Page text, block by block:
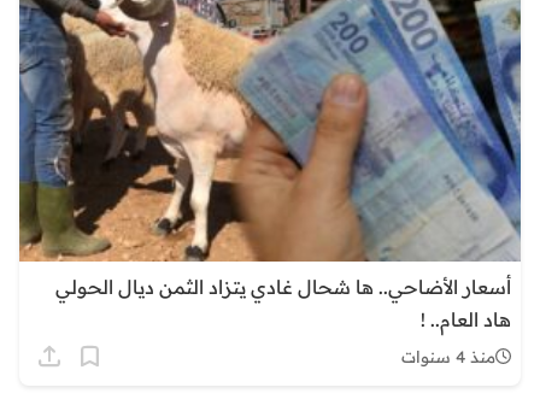
أسعار الأضاحي.. ها شحال غادي يتزاد الثمن ديال الحولي
هاد العام.. !
منذ 4 سنوات